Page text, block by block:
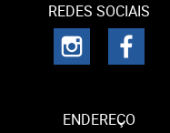
REDES SOCIAIS
ENDEREÇO